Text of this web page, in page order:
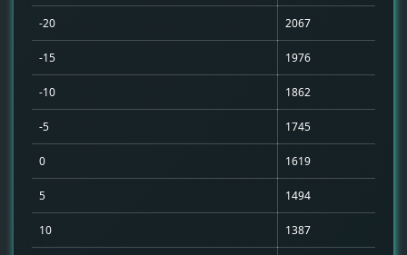
-20 2067
-15 1976
-10 1862
-5 1745
0 1619
5 1494
10 1387